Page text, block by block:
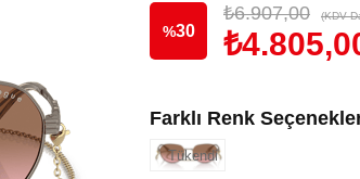
%30
₺6.907,00 (KDV
Farklı Renk
Tükendi